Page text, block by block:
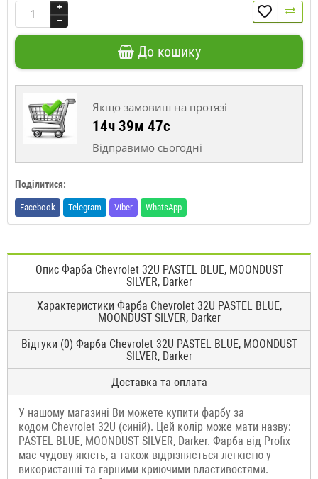
До кошику
Якщо замовиш на протязі
14ч 39м 46с
Відправимо сьогодні
Поділитися:
Facebook Telegram Viber WhatsApp
Опис Фарба Chevrolet 32U PASTEL BLUE, MOONDUST
SILVER, Darker
Характеристики Фарба Chevrolet 32U PASTEL BLUE,
MOONDUST SILVER, Darker
Відгуки (0) Фарба Chevrolet 32U PASTEL BLUE, MOONDUST
SILVER, Darker
Доставка та оплата
У нашому магазині Ви можете купити фарбу за
кодом Chevrolet 32U (синій). Цей колір може мати назву:
PASTEL BLUE, MOONDUST SILVER, Darker. Фарба від Profix
має чудову якість, а також відрізняється легкістю у
використанні та гарними криючими властивостями.